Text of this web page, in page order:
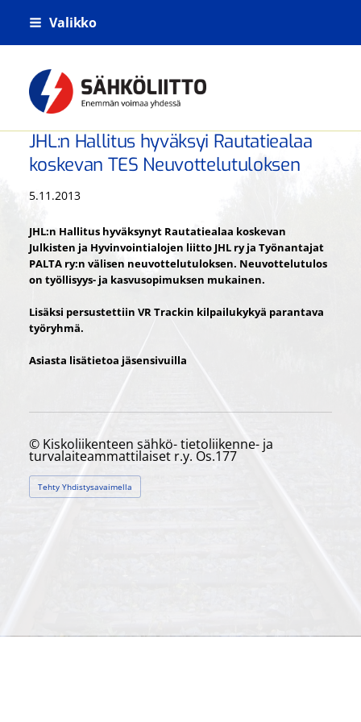
Siirry
sivun
sisältöön
Valikko
Kiskoliikenteen sähkö- tietoliikenne-
JHL:n Hallitus hyväksyi Rautatiealaa
koskevan TES Neuvottelutuloksen
5.11.2013
JHL:n Hallitus hyväksynyt Rautatiealaa koskevan
Julkisten ja Hyvinvointialojen liitto JHL ry ja Työnantajat
PALTA ry:n välisen neuvottelutuloksen. Neuvottelutulos
on työllisyys- ja kasvusopimuksen mukainen.
Lisäksi persustettiin VR Trackin kilpailukykyä parantava
työryhmä.
Asiasta lisätietoa jäsensivuilla
© Kiskoliikenteen sähkö- tietoliikenne- ja
turvalaiteammattilaiset r.y. Os.177
Tehty Yhdistysavaimella